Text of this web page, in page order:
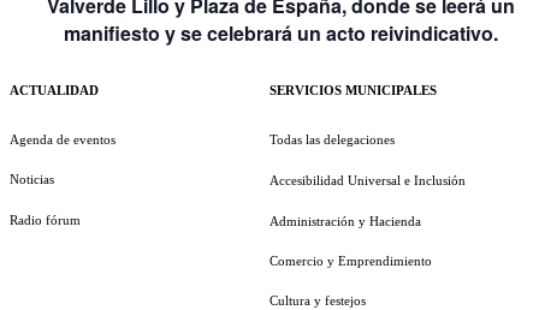
Valverde Lillo y Plaza de España, donde se leerá un
manifiesto y se celebrará un acto reivindicativo.
ACTUALIDAD
Agenda de eventos
Noticias
Radio fórum
SERVICIOS MUNICIPALES
Todas las delegaciones
Accesibilidad Universal e Inclusión
Administración y Hacienda
Comercio y Emprendimiento
Cultura y festejos